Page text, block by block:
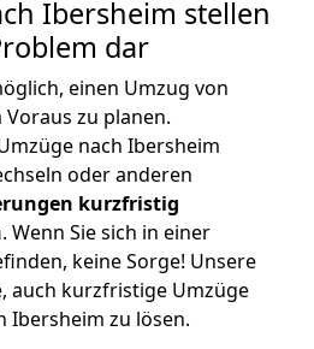
Ibersheim stellen
dar
einen Umzug von
zu planen.
nach Ibersheim
oder anderen
kurzfristig
. Wenn Sie sich in einer
keine Sorge! Unsere
auch kurzfristige Umzüge
Ibersheim zu lösen.